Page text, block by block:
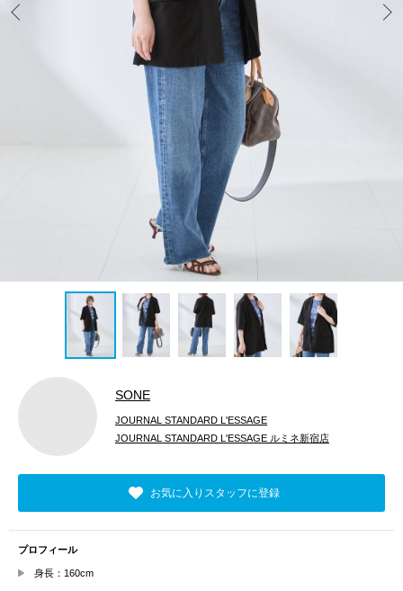
SONE
JOURNAL STANDARD L'ESSAGE
JOURNAL STANDARD L'ESSAGE ルミネ新宿店
お気に入りスタッフに登録
プロフィール
身長：160cm